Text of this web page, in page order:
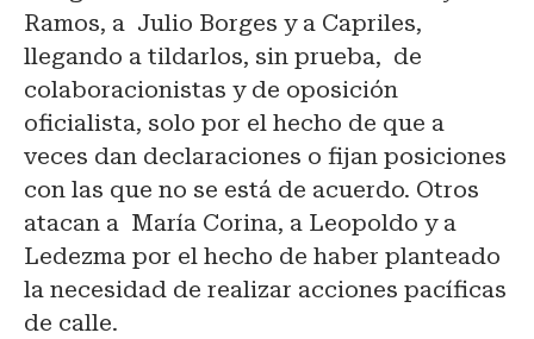
Ramos, a Julio Borges y a Capriles,
llegando a tildarlos, sin prueba, de
colaboracionistas y de oposición
oficialista, solo por el hecho de que a
veces dan declaraciones o fijan posiciones
con las que no se está de acuerdo. Otros
atacan a María Corina, a Leopoldo y a
Ledezma por el hecho de haber planteado
la necesidad de realizar acciones pacíficas
de calle.